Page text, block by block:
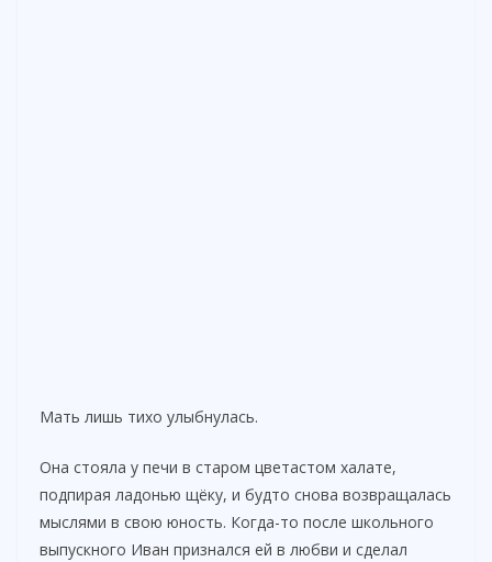
Мать лишь тихо улыбнулась.
Она стояла у печи в старом цветастом халате,
подпирая ладонью щёку, и будто снова возвращалась
мыслями в свою юность. Когда-то после школьного
выпускного Иван признался ей в любви и сделал